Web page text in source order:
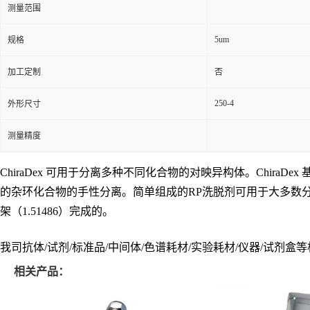
测量范围
规格 5um
加工定制 否
外形尺寸 250-4
测量精度
ChiraDex 可用于分离多种不同化合物的对映异构体。
的杂环化合物的手性分离。简单组成的RP洗脱剂可用于大多数
架（1.51486）完成的。
我司抗体/试剂/标准品/中间体/色谱耗材/实验耗材/仪器/试剂盒
相关产品：